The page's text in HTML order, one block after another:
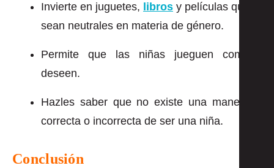
Invierte en juguetes, libros y películas que
sean neutrales en materia de género.
Permite que las niñas jueguen como
deseen.
Hazles saber que no existe una manera
correcta o incorrecta de ser una niña.
Conclusión